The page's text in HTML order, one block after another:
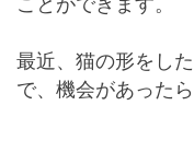
最近、猫の形をし
で、機会があった